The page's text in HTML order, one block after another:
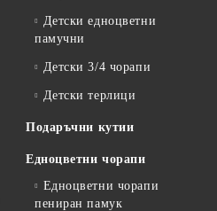
Детски едноцветни
памучни
Детски 3/4 чорапи
Детски терлици
Подаръчни кутии
Едноцветни чорапи
Едноцветни чорапи
пениран памук